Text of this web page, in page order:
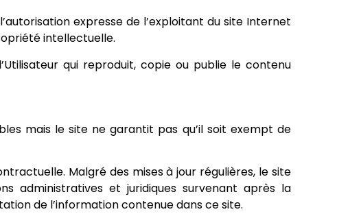
expresse de l’exploitant du site Internet
intellectuelle.
qui reproduit, copie ou publie le contenu
mais le site ne garantit pas qu’il soit exempt de
Malgré des mises à jour régulières, le site
administratives et juridiques survenant après la
de l’information contenue dans ce site.